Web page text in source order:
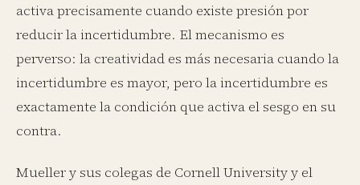
activa precisamente cuando existe presión por
reducir la incertidumbre. El mecanismo es
perverso: la creatividad es más necesaria cuando la
incertidumbre es mayor, pero la incertidumbre es
exactamente la condición que activa el sesgo en su
contra.
Mueller y sus colegas de Cornell University y el